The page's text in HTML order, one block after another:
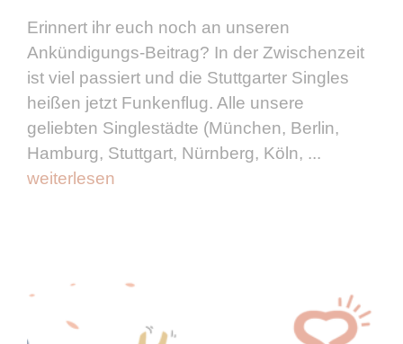
Erinnert ihr euch noch an unseren
Ankündigungs-Beitrag? In der Zwischenzeit
ist viel passiert und die Stuttgarter Singles
heißen jetzt Funkenflug. Alle unsere
geliebten Singlestädte (München, Berlin,
Hamburg, Stuttgart, Nürnberg, Köln, ...
weiterlesen